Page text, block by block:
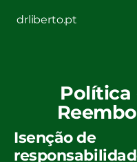
drliberto.pt
Política
Isenção de